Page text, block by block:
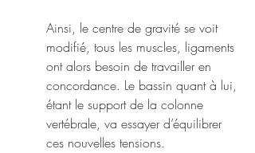
Ainsi, le centre de gravité se voit
modifié, tous les muscles, ligaments
ont alors besoin de travailler en
concordance. Le bassin quant à lui,
étant le support de la colonne
vertébrale, va essayer d’équilibrer
ces nouvelles tensions.